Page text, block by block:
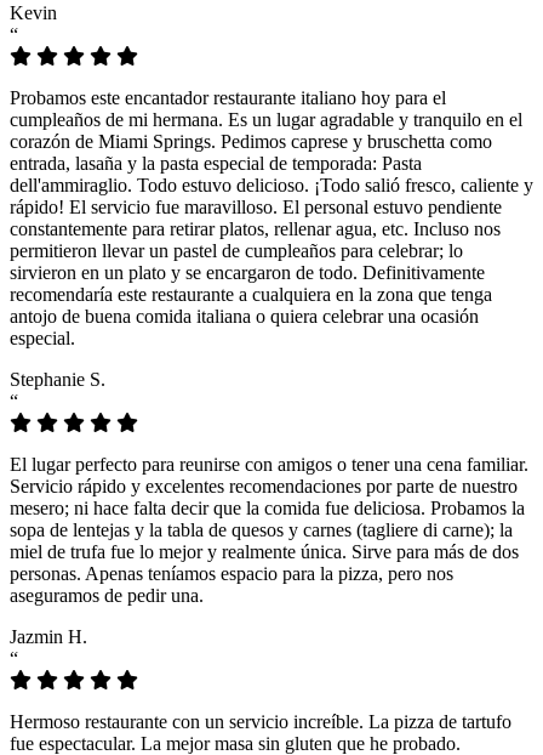
Kevin
“
Probamos este encantador restaurante italiano hoy para el
cumpleaños de mi hermana. Es un lugar agradable y tranquilo en el
corazón de Miami Springs. Pedimos caprese y bruschetta como
entrada, lasaña y la pasta especial de temporada: Pasta
dell'ammiraglio. Todo estuvo delicioso. ¡Todo salió fresco, caliente y
rápido! El servicio fue maravilloso. El personal estuvo pendiente
constantemente para retirar platos, rellenar agua, etc. Incluso nos
permitieron llevar un pastel de cumpleaños para celebrar; lo
sirvieron en un plato y se encargaron de todo. Definitivamente
recomendaría este restaurante a cualquiera en la zona que tenga
antojo de buena comida italiana o quiera celebrar una ocasión
especial.
Stephanie S.
“
El lugar perfecto para reunirse con amigos o tener una cena familiar.
Servicio rápido y excelentes recomendaciones por parte de nuestro
mesero; ni hace falta decir que la comida fue deliciosa. Probamos la
sopa de lentejas y la tabla de quesos y carnes (tagliere di carne); la
miel de trufa fue lo mejor y realmente única. Sirve para más de dos
personas. Apenas teníamos espacio para la pizza, pero nos
aseguramos de pedir una.
Jazmin H.
“
Hermoso restaurante con un servicio increíble. La pizza de tartufo
fue espectacular. La mejor masa sin gluten que he probado.